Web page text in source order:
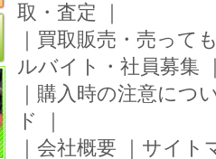
取・査定 ｜
｜ 買取販売・売って
ルバイト・社員募集
｜ 購入時の注意につ
ド
｜
｜ 会社概要 ｜ サイト